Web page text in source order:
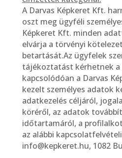
A Darvas Képkeret Kft.
oszt meg ügyféli
Képkeret Kft. minden
elvárja a törvényi
betartását.Az ügyfelek
tájékoztatást kérhetnek a
kapcsolódóan a Darvas
kezelt személyes adatok
adatkezelés céljáról,
köréről, az adatok
időtartamáról, a
az alábbi
info@kepkeret.hu, 1082